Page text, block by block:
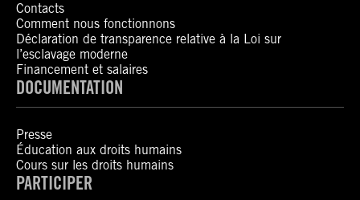
Contacts
Comment nous fonctionnons
Déclaration de transparence relative à la Loi sur
l’esclavage moderne
Financement et salaires
DOCUMENTATION
Presse
Éducation aux droits humains
Cours sur les droits humains
PARTICIPER